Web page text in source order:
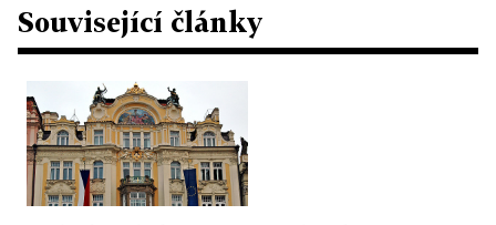
Související články